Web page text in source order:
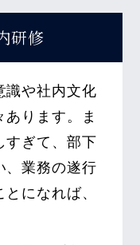
研修
識や社内文化
あります。ま
すぎて、部下
、業務の遂行
になれば、